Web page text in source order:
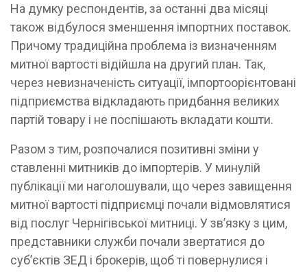
На думку респондентів, за останні два місяці
також відбулося зменшення імпортних поставок.
Причому традиційна проблема із визначенням
митної вартості відійшла на другий план. Так,
через невизначеність ситуації, імпортоорієнтовані
підприємства відкладають придбання великих
партій товару і не поспішають вкладати кошти.
Разом з тим, розпочалися позитивні зміни у
ставленні митників до імпортерів. У минулій
публікації ми наголошували, що через завищення
митної вартості підприємці почали відмовлятися
від послуг Чернігівської митниці. У зв’язку з цим,
представники служби почали звертатися до
суб’єктів ЗЕД і брокерів, щоб ті повернулися і